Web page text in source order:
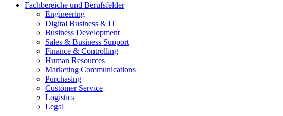
Fachbereiche und Berufsfelder
Engineering
Digital Business & IT
Business Development
Sales & Business Support
Finance & Controlling
Human Resources
Marketing Communications
Purchasing
Customer Service
Logistics
Legal